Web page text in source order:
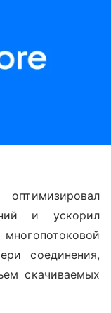
и ускорил
соединения,
скачиваемых